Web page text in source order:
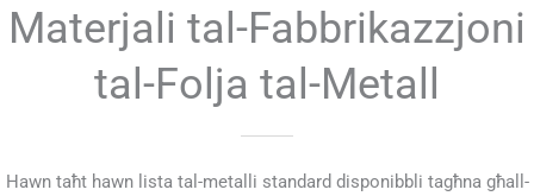
Materjali tal-Fabbrikazzjoni
tal-Folja tal-Metall
Hawn taħt hawn lista tal-metalli standard disponibbli tagħna għall-